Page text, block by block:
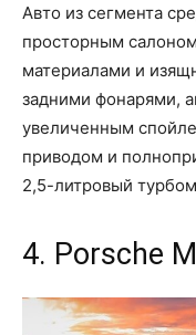
Авто из сегмента
просторным
материалами и
задними фонарями,
увеличенным
приводом и
2,5-литровый
4. Porsche